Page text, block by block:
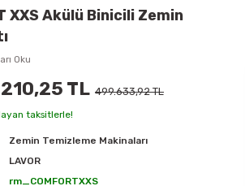
XXS Akülü Binicili Zemin
Oku
TL 499.633,92 TL
taksitlerle!
Zemin Temizleme Makinaları
LAVOR
rm_COMFORTXXS